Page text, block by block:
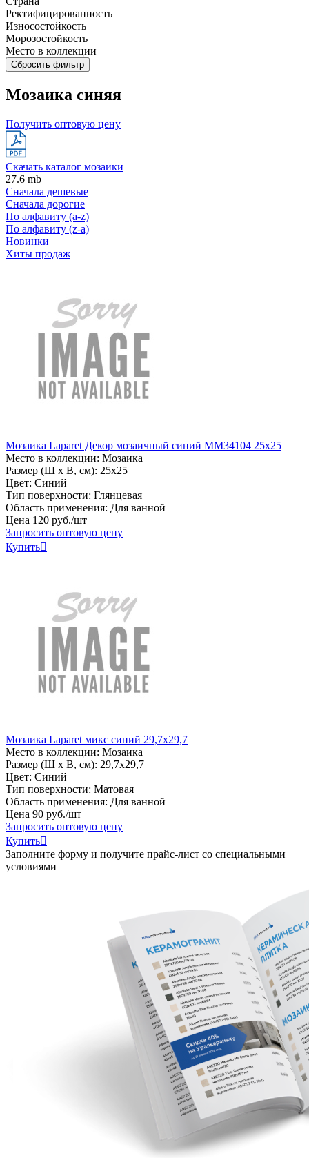
Ректифицированность
Износостойкость
Морозостойкость
Место в коллекции
Сбросить фильтр
Мозаика синяя
Получить оптовую цену
Скачать каталог мозаики
27.6 mb
Сначала дешевые
Сначала дорогие
По алфавиту (a-z)
По алфавиту (z-a)
Новинки
Хиты продаж
Мозаика Laparet Декор мозаичный синий MM34104 25х25
Место в коллекции: Мозаика
Размер (Ш х В, см): 25х25
Цвет: Синий
Тип поверхности: Глянцевая
Область применения: Для ванной
Цена 120 руб./шт
Запросить оптовую цену
Купить
Мозаика Laparet микс синий 29,7х29,7
Место в коллекции: Мозаика
Размер (Ш х В, см): 29,7х29,7
Цвет: Синий
Тип поверхности: Матовая
Область применения: Для ванной
Цена 90 руб./шт
Запросить оптовую цену
Купить
Заполните форму и получите прайс-лист со специальными
условиями